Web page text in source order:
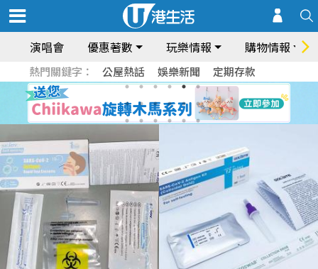
演唱會 優惠著數 玩樂情報 購物情報
熱門關鍵字： 公屋熱話 娛樂新聞 定期存款